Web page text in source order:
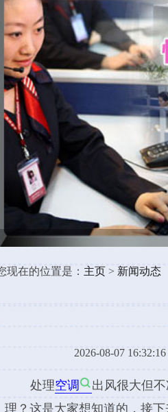
>新闻动态
空调出风很大但
08-07 16:32:16 郑州空调售后 阅读(2685)
知道的，接下来我就简单说一下。
的凉爽效果，那么可能存在一些问题
提供相关的解决方法和
出风很大但不凉可能是由于空调本身
缩机或风扇的问题。如果发现异常，